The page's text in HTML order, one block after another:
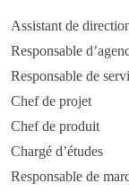
Assistant de
Responsable
Responsable de
Chef de projet
Chef de produit
Chargé d’études
Responsable de